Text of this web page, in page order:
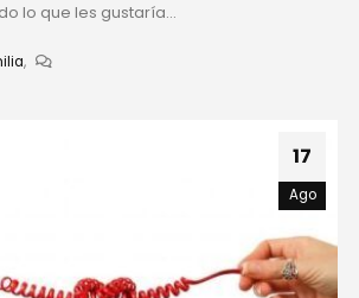
lo que les gustaría...
,
17
Ago